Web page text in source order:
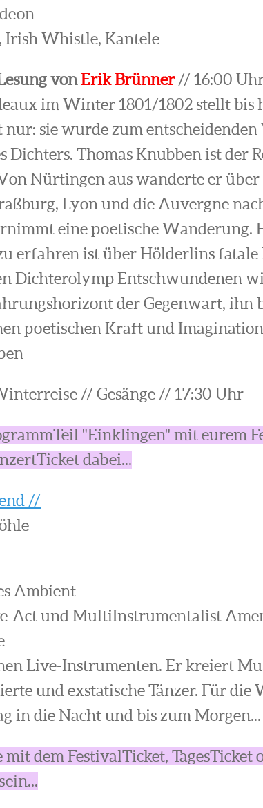
Irish Whistle, Kantele
vonErik Brünner// 16:00
im Winter 1801/1802 stellt bis
nur: sie wurde zum
Dichters. Thomas Knubben ist der
Nürtingen aus wanderte er
Lyon und die Auvergne
eine poetische Wanderung.
erfahren ist über Hölderlins fatale
Dichterolymp Entschwundenen
der Gegenwart, ihn
poetischen Kraft und
// Gesänge // 17:30 Uhr
"Einklingen" mit eurem
dabei...
//
Ambient
Act und MultiInstrumentalist
Live-Instrumenten. Er kreiert
und exstatische Tänzer. Für die
in die Nacht und bis zum Morgen...
dem FestivalTicket, TagesTicket